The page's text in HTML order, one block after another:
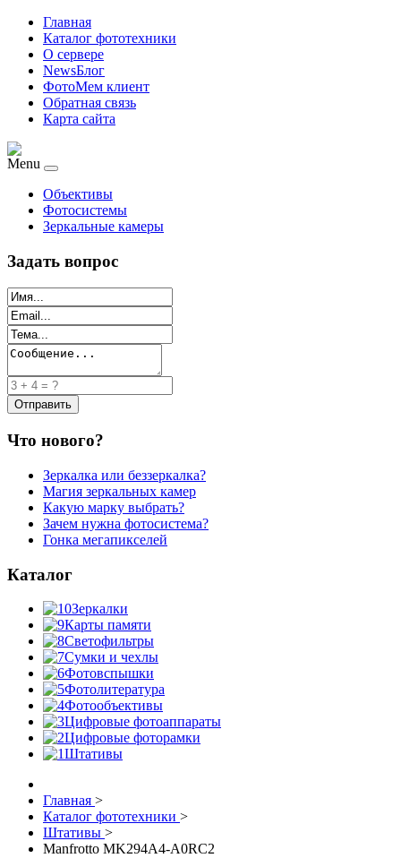
Главная
Каталог фототехники
О сервере
NewsБлог
ФотоМем клиент
Обратная связь
Карта сайта
Menu
Объективы
Фотосистемы
Зеркальные камеры
Задать вопрос
Что нового?
Зеркалка или беззеркалка?
Магия зеркальных камер
Какую марку выбрать?
Зачем нужна фотосистема?
Гонка мегапикселей
Каталог
Зеркалки
Карты памяти
Светофильтры
Сумки и чехлы
Фотовспышки
Фотолитература
Фотообъективы
Цифровые фотоаппараты
Цифровые фоторамки
Штативы
Главная >
Каталог фототехники >
Штативы >
Manfrotto MK294A4-A0RC2